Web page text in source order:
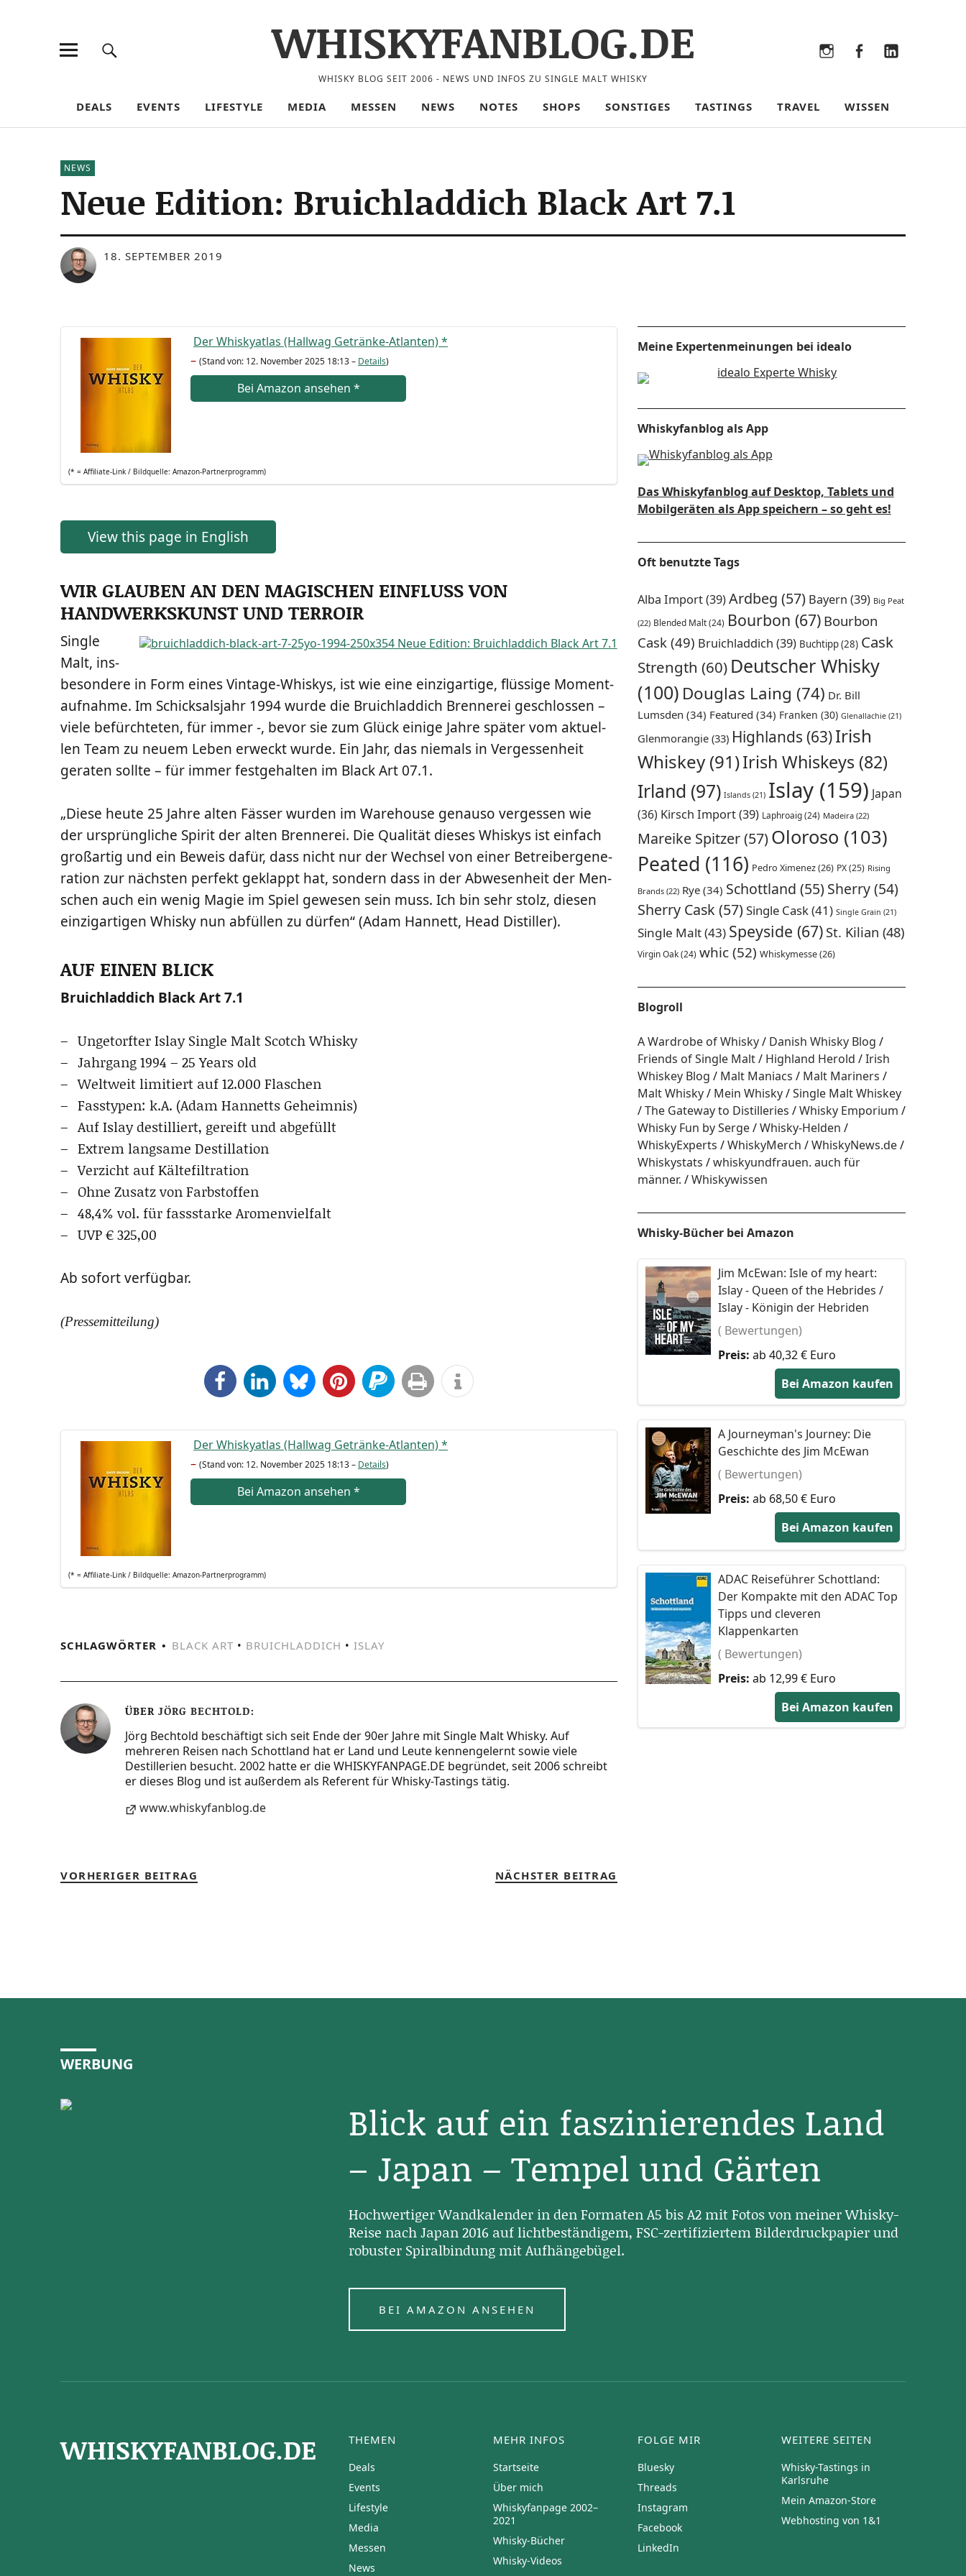
WHISKYFANBLOG.DE
WHISKY BLOG SEIT 2006 - NEWS UND INFOS ZU SINGLE MALT WHISKY
DEALS EVENTS LIFESTYLE MEDIA MESSEN NEWS NOTES SHOPS SONSTIGES TASTINGS TRAVEL WISSEN
NEWS
Neue Edition: Bruichladdich Black Art 7.1
18. SEPTEMBER 2019
Der Whis­kyat­las (Hall­wag Geträn­ke-Atlan­ten)*
– (Stand von: 12. Novem­ber 2025 18:13 – Details)
Bei Ama­zon anse­hen *
(* = Affi­lia­te-Link / Bild­quel­le: Amazon-Partnerprogramm)
View this page in English
WIR GLAUBEN AN DEN MAGISCHEN EINFLUSS VON
HANDWERKSKUNST UND TERROIR
Sin­gle
Malt, ins­
be­son­de­re in Form eines Vin­ta­ge-Whis­kys, ist wie eine ein­zig­ar­ti­ge, flüs­si­ge Moment­
auf­nah­me. Im Schick­sals­jahr 1994 wur­de die Bruich­lad­dich Bren­ne­rei geschlos­sen –
vie­le befürch­te­ten, für immer -, bevor sie zum Glück eini­ge Jah­re spä­ter vom aktu­el­
len Team zu neu­em Leben erweckt wur­de. Ein Jahr, das nie­mals in Ver­ges­sen­heit
gera­ten soll­te – für immer fest­ge­hal­ten im Black Art 07.1.
„Die­se heu­te 25 Jah­re alten Fäs­ser wur­den im Warehouse genau­so ver­ges­sen wie
der ursprüng­li­che Spi­rit der alten Bren­ne­rei. Die Qua­li­tät die­ses Whis­kys ist ein­fach
groß­ar­tig und ein Beweis dafür, dass nicht nur der Wech­sel von einer Betrei­ber­ge­ne­
ra­ti­on zur nächs­ten per­fekt geklappt hat, son­dern dass in der Abwe­sen­heit der Men­
schen auch ein wenig Magie im Spiel gewe­sen sein muss. Ich bin sehr stolz, die­sen
ein­zig­ar­ti­gen Whis­ky nun abfül­len zu dür­fen“ (Adam Han­nett, Head Distiller).
AUF EINEN BLICK
Bruich­lad­dich Black Art 7.1
Unge­torf­ter Islay Sin­gle Malt Scotch Whisky
Jahr­gang 1994 – 25 Years old
Welt­weit limi­tiert auf 12.000 Flaschen
Fass­ty­pen: k.A. (Adam Han­netts Geheimnis)
Auf Islay destil­liert, gereift und abgefüllt
Extrem lang­sa­me Destillation
Ver­zicht auf Kältefiltration
Ohne Zusatz von Farbstoffen
48,4% vol. für fass­star­ke Aromenvielfalt
UVP € 325,00
Ab sofort verfügbar.
(Pres­se­mit­tei­lung)
Der Whis­kyat­las (Hall­wag Geträn­ke-Atlan­ten)*
– (Stand von: 12. Novem­ber 2025 18:13 – Details)
Bei Ama­zon anse­hen *
(* = Affi­lia­te-Link / Bild­quel­le: Amazon-Partnerprogramm)
SCHLAGWÖRTER BLACK ART • BRUICHLADDICH • ISLAY
ÜBER JÖRG BECHTOLD
Jörg Bechtold beschäftigt sich seit Ende der 90er Jahre mit Single Malt Whisky. Auf
mehreren Reisen nach Schottland hat er Land und Leute kennengelernt sowie viele
Destillerien besucht. 2002 hatte er die WHISKYFANPAGE.DE begründet, seit 2006 schreibt
er dieses Blog und ist außerdem als Referent für Whisky-Tastings tätig.
www.whiskyfanblog.de
VORHERIGER BEITRAG NÄCHSTER BEITRAG
Meine Expertenmeinungen bei idealo
Whiskyfanblog als App
Das Whiskyfanblog auf Desktop, Tablets und
Mobilgeräten als App speichern – so geht es!
Oft benutzte Tags
Alba Import(39)Ardbeg (57) Bayern (39) Big Peat
(22) Blended Malt(24) Bourbon (67) Bourbon
Cask(49) Bruichladdich (39) Buchtipp(28) Cask
Strength (60) Deutscher Whisky
(100) Douglas Laing (74) Dr. Bill
Lumsden (34) Featured (34) Franken (30) Glenallachie(21)
Glenmorangie(33) Highlands (63)Irish
Whiskey(91)Irish Whiskeys (82)
Irland (97) Islands(21) Islay(159) Japan
(36) Kirsch Import(39) Laphroaig(24) Madeira(22)
Mareike Spitzer(57)Oloroso (103)
Peated (116) Pedro Ximenez(26) PX(25) Rising
Brands(22) Rye(34) Schottland (55) Sherry(54)
Sherry Cask (57)Single Cask(41) Single Grain (21)
Single Malt(43) Speyside (67) St. Kilian (48)
Virgin Oak(24) whic(52) Whiskymesse(26)
Blogroll
A Wardrobe of Whisky
Danish Whisky Blog
Friends of Single Malt
Highland Herold
Irish
Whiskey Blog
Malt Maniacs
Malt Mariners
Malt Whisky
Mein Whisky
Single Malt Whiskey
The Gateway to Distilleries
Whisky Emporium
Whisky Fun by Serge
Whisky-Helden
WhiskyExperts
WhiskyMerch
WhiskyNews.de
Whiskystats
whiskyundfrauen. auch für
männer.
Whiskywissen
Whisky-Bücher bei Amazon
Jim McEwan: Isle of my heart:
Islay - Queen of the Hebrides /
Islay - Königin der Hebriden
( Bewertungen)
Preis: ab 40,32 € Euro
Bei Amazon kaufen
A Journeyman's Journey: Die
Geschichte des Jim McEwan
( Bewertungen)
Preis: ab 68,50 € Euro
Bei Amazon kaufen
ADAC Reiseführer Schottland:
Der Kompakte mit den ADAC Top
Tipps und cleveren
Klappenkarten
( Bewertungen)
Preis: ab 12,99 € Euro
Bei Amazon kaufen
WERBUNG
Blick auf ein faszinierendes Land
– Japan – Tempel und Gärten
Hochwertiger Wandkalender in den Formaten A5 bis A2 mit Fotos von meiner Whisky-
Reise nach Japan 2016 auf lichtbeständigem, FSC-zertifiziertem Bilderdruckpapier und
robuster Spiralbindung mit Aufhängebügel.
BEI AMAZON ANSEHEN
WHISKYFANBLOG.DE THEMEN
Deals
Events
Lifestyle
Media
Messen
News
MEHR INFOS
Startseite
Über mich
Whiskyfanpage 2002–
2021
Whisky-Bücher
Whisky-Videos
FOLGE MIR
Bluesky
Threads
Instagram
Facebook
LinkedIn
WEITERE SEITEN
Whisky-Tastings in
Karlsruhe
Mein Amazon-Store
Webhosting von 1&1